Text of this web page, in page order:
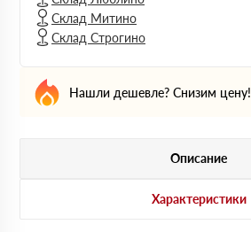
Склад Митино
Склад Строгино
Нашли дешевле? Снизим цену!
Описание
Характеристики